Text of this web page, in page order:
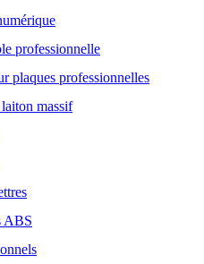
professionnelle
plaques professionnelles
massif
ABS